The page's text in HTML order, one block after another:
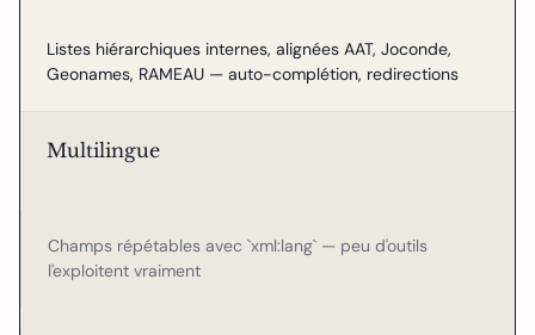
Listes hiérarchiques internes, alignées AAT, Joconde,
Geonames, RAMEAU — auto-complétion, redirections
Multilingue
Champs répétables avec `xml:lang` — peu d'outils
l'exploitent vraiment